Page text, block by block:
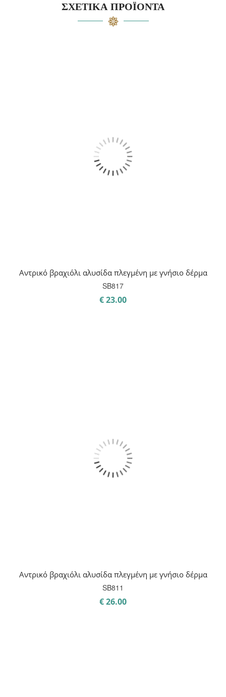
ΣΧΕΤΙΚΆ ΠΡΟΪΌΝΤΑ
Αντρικό βραχιόλι αλυσίδα πλεγμένη με γνήσιο δέρμα
SB817
€23.00
Αντρικό βραχιόλι αλυσίδα πλεγμένη με γνήσιο δέρμα
SB811
€26.00